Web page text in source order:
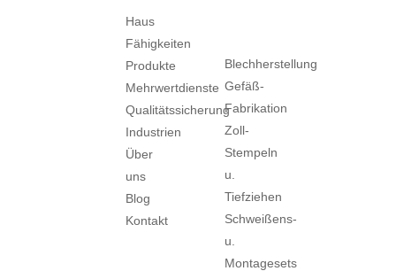
Haus
Fähigkeiten
Produkte
Mehrwertdienste
Qualitätssicherung
Industrien
Über
uns
Blog
Kontakt
Blechherstellung
Gefäß-
Fabrikation
Zoll-
Stempeln
u.
Tiefziehen
Schweißens-
u.
Montagesets